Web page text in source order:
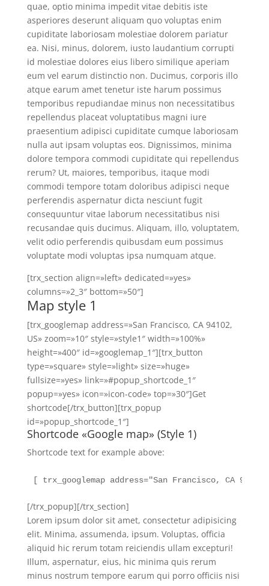
quae, optio minima impedit vitae debitis iste
asperiores deserunt aliquam quo voluptas enim
cupiditate laboriosam molestiae dolorem pariatur
ea. Nisi, minus, dolorem, iusto laudantium corrupti
id molestiae dolores eius libero similique aperiam
eum vel earum distinctio non. Ducimus, corporis illo
atque earum amet tenetur iste harum possimus
temporibus repudiandae minus non necessitatibus
repellendus placeat voluptatibus magni iure
praesentium adipisci cupiditate cumque laboriosam
nulla aut ipsam voluptas eos. Dignissimos, minima
dolore tempora commodi cupiditate qui repellendus
rerum? Ut, maiores, temporibus, itaque modi
commodi tempore totam doloribus adipisci neque
perferendis aspernatur dicta nesciunt fugit
consequuntur vitae laborum necessitatibus nisi
recusandae quis ducimus. Aliquam, illo, voluptatem,
velit odio perferendis quibusdam eum possimus
voluptate modi voluptas ipsa numquam atque.
[trx_section align=»left» dedicated=»yes»
columns=»2_3″ bottom=»50″]
Map style 1
[trx_googlemap address=»San Francisco, CA 94102,
US» zoom=»10″ style=»style1″ width=»100%»
height=»400″ id=»googlemap_1″][trx_button
type=»square» style=»light» size=»huge»
fullsize=»yes» link=»#popup_shortcode_1″
popup=»yes» icon=»icon-code» top=»30″]Get
shortcode[/trx_button][trx_popup
id=»popup_shortcode_1″]
Shortcode «Google map» (Style 1)
Shortcode text for example above:
[ trx_googlemap address="San Francisco, CA
[/trx_popup][/trx_section]
Lorem ipsum dolor sit amet, consectetur adipisicing
elit. Minima, assumenda, ipsum. Voluptas, officia
aliquid hic rerum totam reiciendis ullam excepturi!
Illum, aspernatur, eius, hic minima quis rerum
minus nostrum tempore earum qui porro officiis nisi